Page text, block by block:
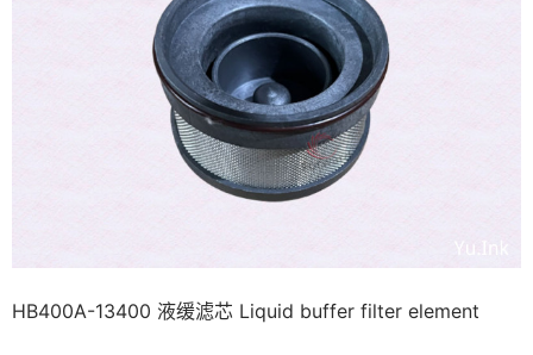
HB400A-13400 液缓滤芯 Liquid buffer filter element